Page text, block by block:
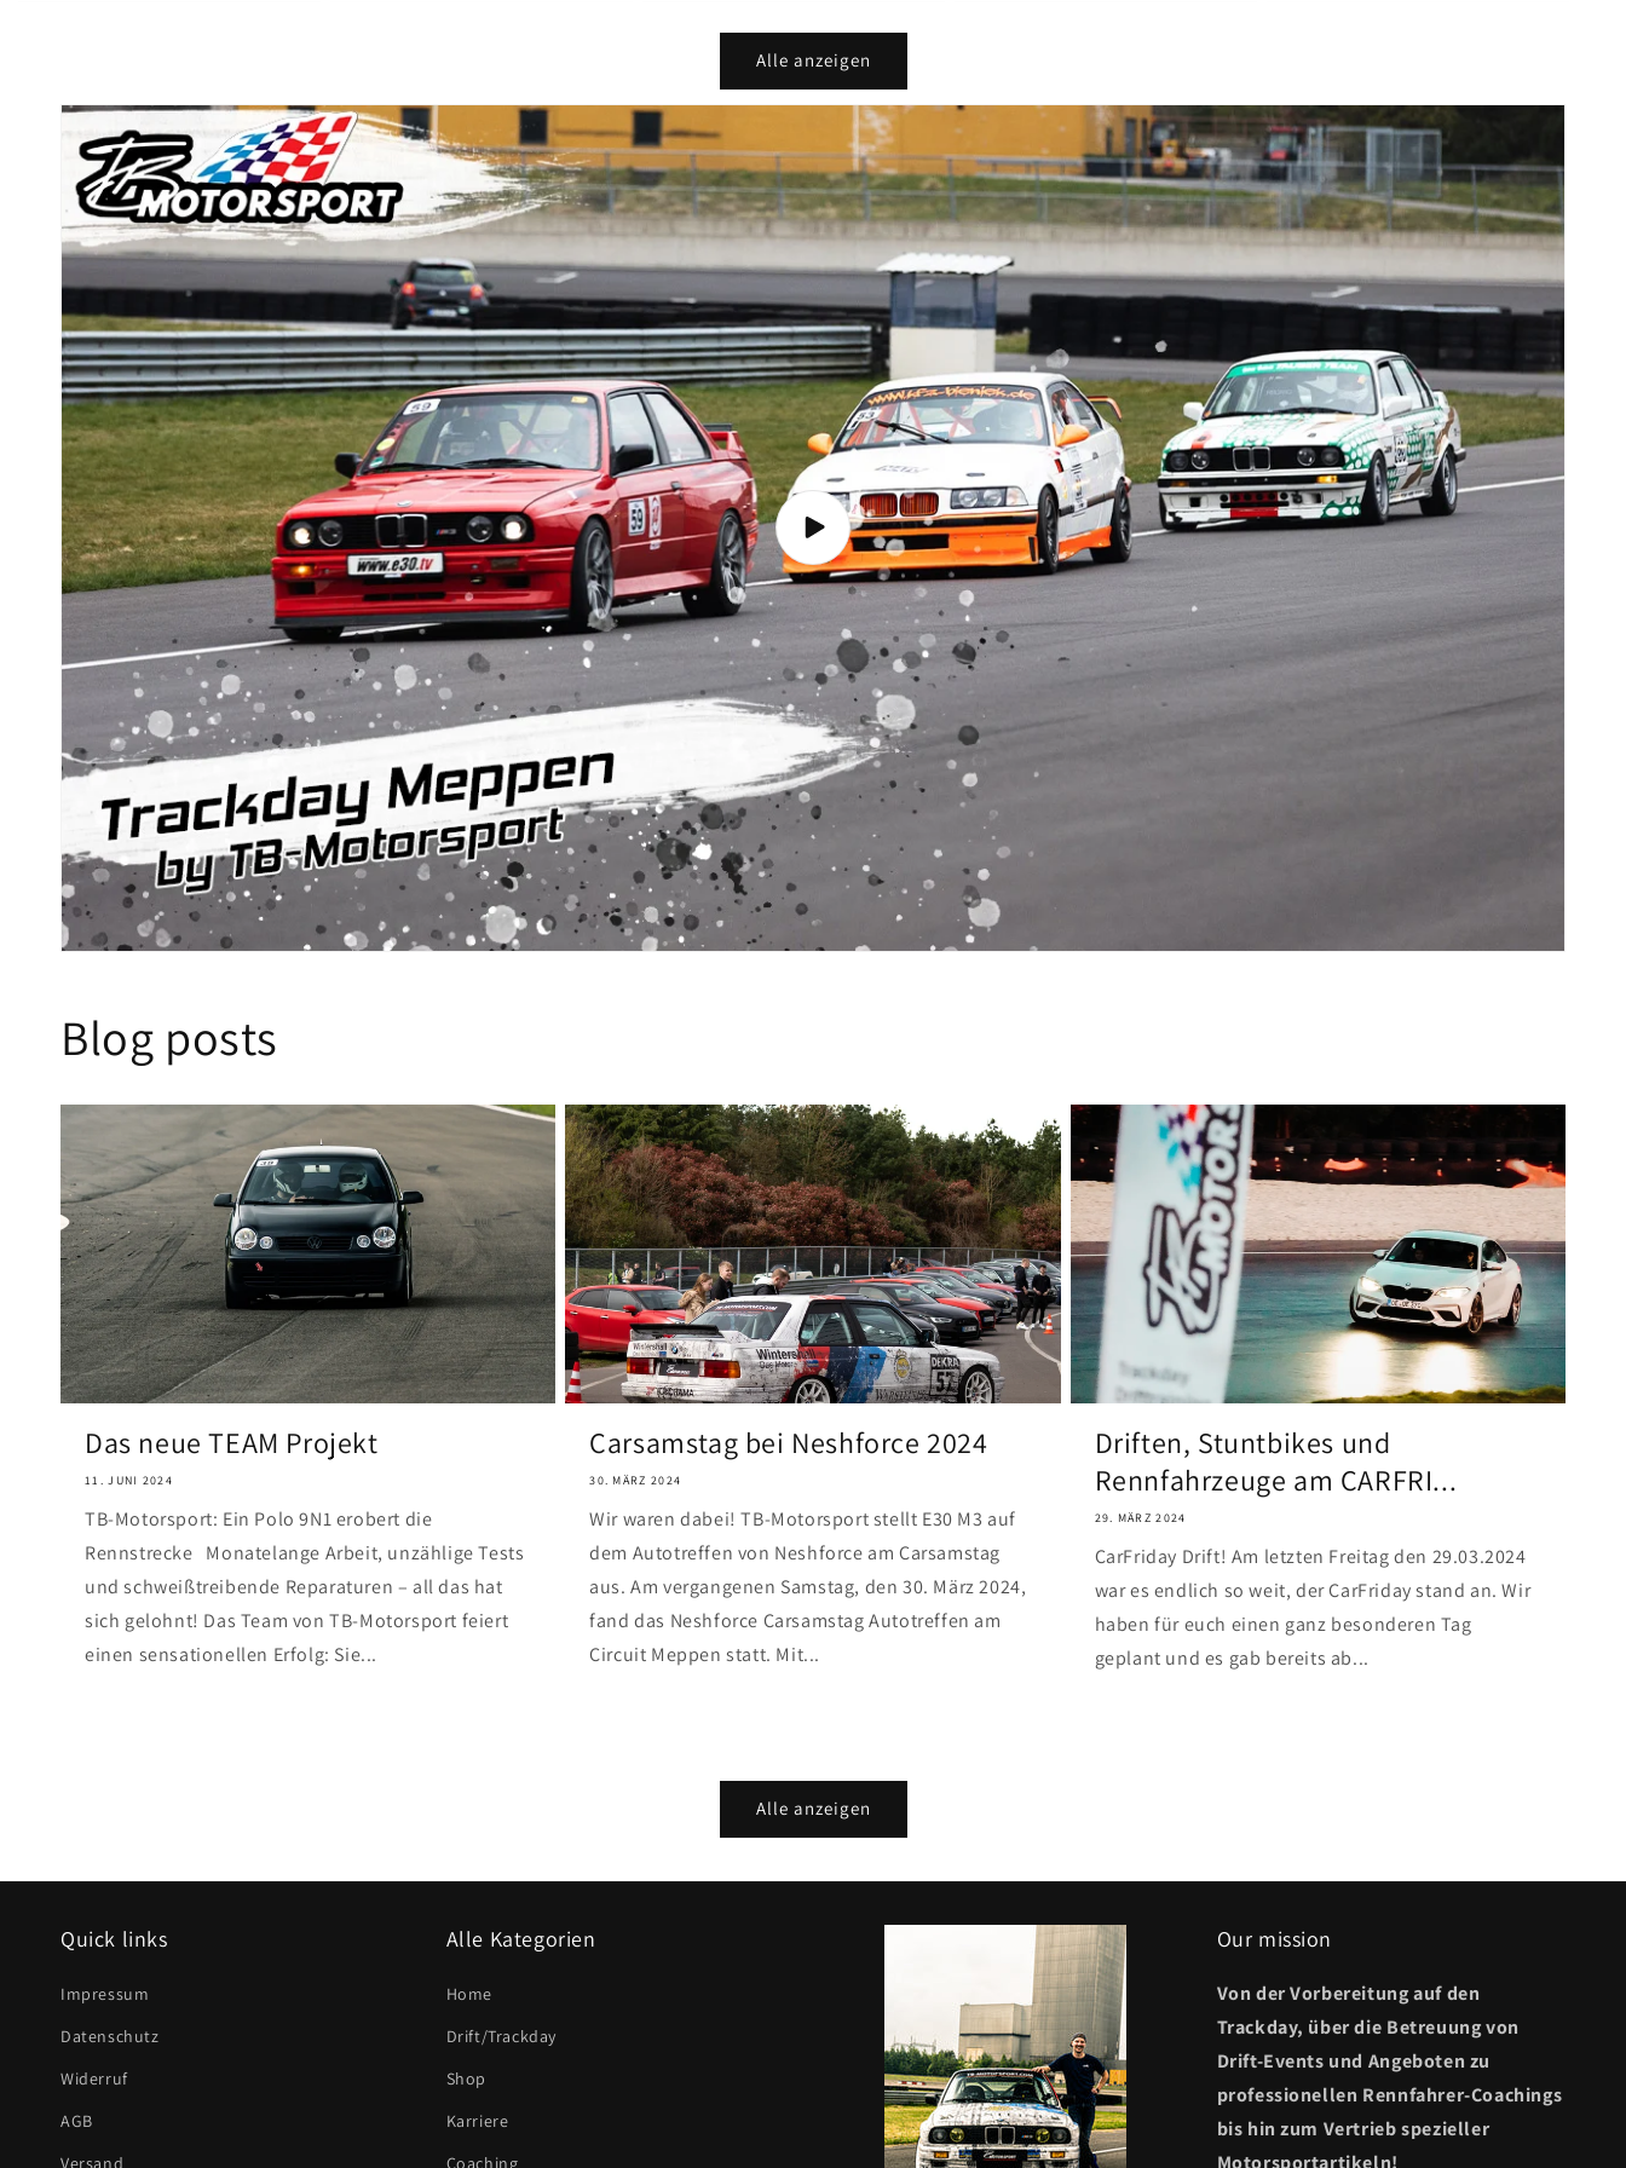
Alle anzeigen
Blog posts
Das neue TEAM Projekt
11. JUNI 2024
TB-Motorsport: Ein Polo 9N1 erobert die
Rennstrecke Monatelange Arbeit, unzählige Tests
und schweißtreibende Reparaturen – all das hat
sich gelohnt! Das Team von TB-Motorsport feiert
einen sensationellen Erfolg: Sie...
Carsamstag bei Neshforce 2024
30. MÄRZ 2024
Wir waren dabei! TB-Motorsport stellt E30 M3 auf
dem Autotreffen von Neshforce am Carsamstag
aus. Am vergangenen Samstag, den 30. März 2024,
fand das Neshforce Carsamstag Autotreffen am
Circuit Meppen statt. Mit...
Driften, Stuntbikes und
Rennfahrzeuge am CARFRI...
29. MÄRZ 2024
CarFriday Drift! Am letzten Freitag den 29.03.2024
war es endlich so weit, der CarFriday stand an. Wir
haben für euch einen ganz besonderen Tag
geplant und es gab bereits ab...
Alle anzeigen
Quick links
Impressum
Datenschutz
Widerruf
AGB
Versand
Alle Kategorien
Home
Drift/Trackday
Shop
Karriere
Coaching
Our mission
Von der Vorbereitung auf den
Trackday, über die Betreuung von
Drift-Events und Angeboten zu
professionellen Rennfahrer-Coachings
bis hin zum Vertrieb spezieller
Motorsportartikeln!